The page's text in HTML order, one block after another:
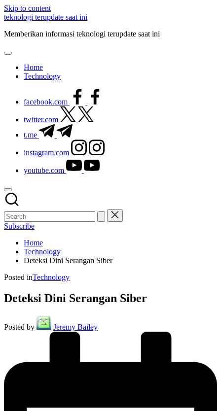
Skip to content
teknologi terupdate saat ini
Memberikan informasi teknologi terupdate saat ini
Home
Technology
facebook.com
twitter.com
t.me
instagram.com
youtube.com
Subscribe
Home
Technology
Deteksi Dini Serangan Siber
Posted inTechnology
Deteksi Dini Serangan Siber
Posted by Jeremy Bailey